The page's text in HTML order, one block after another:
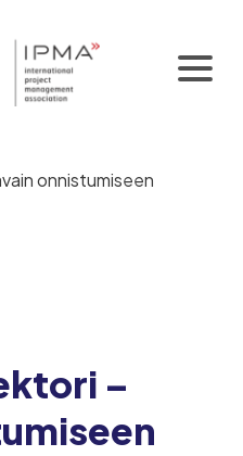
onnistumiseen
–